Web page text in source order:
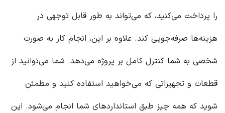
را پرداخت می‌کنید، که می‌تواند به طور قابل توجهی در
هزینه‌ها صرفه‌جویی کند. علاوه بر این، انجام کار به صورت
شخصی به شما کنترل کامل بر پروژه می‌دهد. شما می‌توانید از
قطعات و تجهیزاتی که می‌خواهید استفاده کنید و مطمئن
شوید که همه چیز طبق استانداردهای شما انجام می‌شود. این